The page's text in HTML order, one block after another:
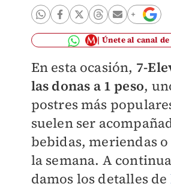
Únete al canal
En esta ocasión, 7-
las donas a 1 peso,
postres más
suelen ser
bebidas, meriendas o
la semana. A
damos los detalles de